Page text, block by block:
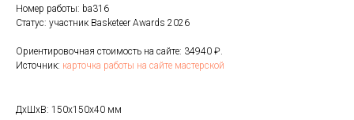
Номер работы: ba316
Статус: участник Basketeer Awards 2026
Ориентировочная стоимость на сайте: 34940 ₽.
Источник: карточка работы на сайте мастерской
ДxШxВ: 150x150x40 мм